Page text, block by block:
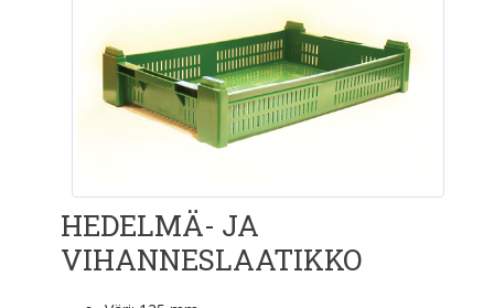
HEDELMÄ- JA
VIHANNESLAATIKKO